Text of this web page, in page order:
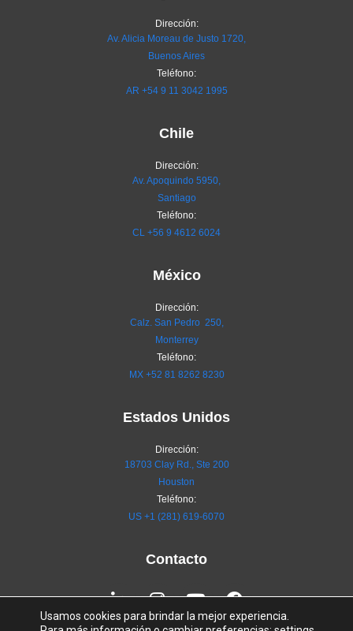
Dirección:
Av. Alicia Moreau de Justo 1720,
Buenos Aires
Teléfono:
AR +54 9 11 3042 1995
Chile
Dirección:
Av. Apoquindo 5950,
Santiago
Teléfono:
CL +56 9 4612 6024
México
Dirección:
Calz. San Pedro 250,
Monterrey
Teléfono:
MX +52 81 8262 8230
Estados Unidos
Dirección:
18703 Clay Rd., Ste 200
Houston
Teléfono:
US +1 (281) 619-6070
Contacto
Linkedin-
Instagram
YoutubeFacebook
Usamos cookies para brindar la mejor experiencia.